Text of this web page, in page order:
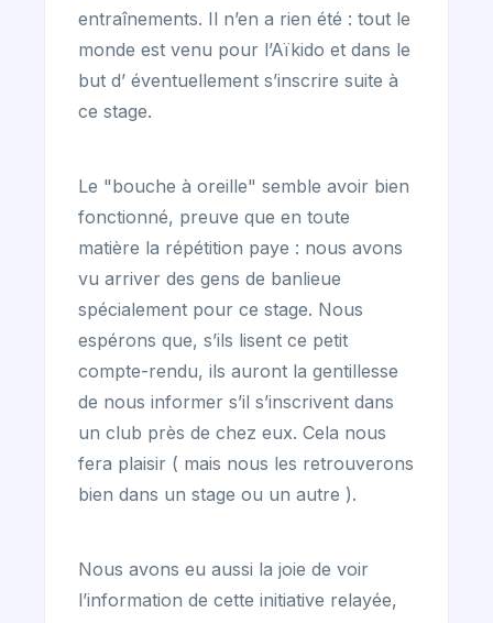
entraînements. Il n’en a rien été : tout le
monde est venu pour l’Aïkido et dans le
but d’ éventuellement s’inscrire suite à
ce stage.
Le "bouche à oreille" semble avoir bien
fonctionné, preuve que en toute
matière la répétition paye : nous avons
vu arriver des gens de banlieue
spécialement pour ce stage. Nous
espérons que, s’ils lisent ce petit
compte-rendu, ils auront la gentillesse
de nous informer s’il s’inscrivent dans
un club près de chez eux. Cela nous
fera plaisir ( mais nous les retrouverons
bien dans un stage ou un autre ).
Nous avons eu aussi la joie de voir
l’information de cette initiative relayée,